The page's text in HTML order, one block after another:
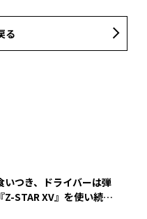
る
いつき、ドライバーは弾
Z-STAR XV』を使い続け